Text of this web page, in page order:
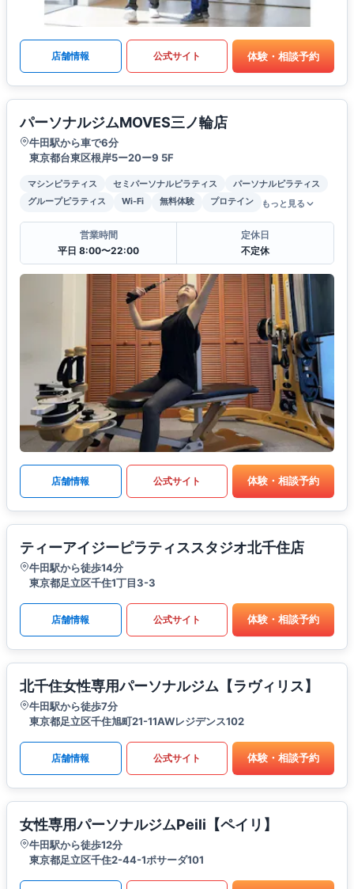
店舗情報 公式サイト 体験・相談予約
パーソナルジムMOVES三ノ輪店
牛田駅から車で6分
東京都台東区根岸5ー20ー9 5F
マシンピラティス セミパーソナルピラティス
パーソナルピラティス
グループピラティス
Wi-Fi 無料体験 プロテイン もっと見る
営業時間
平日 8:00〜22:00
定休日
不定休
店舗情報 公式サイト 体験・相談予約
ティーアイジーピラティススタジオ北千住店
牛田駅から徒歩14分
東京都足立区千住1丁目3-3
店舗情報 公式サイト 体験・相談予約
北千住女性専用パーソナルジム【ラヴィリス】
牛田駅から徒歩7分
東京都足立区千住旭町21-11AWレジデンス102
店舗情報 公式サイト 体験・相談予約
女性専用パーソナルジムPeili【ペイリ】
牛田駅から徒歩12分
東京都足立区千住2-44-1ポサーダ101